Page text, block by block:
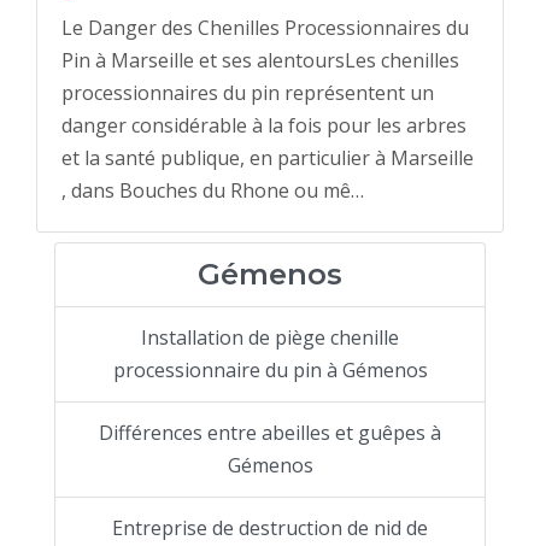
Le Danger des Chenilles Processionnaires du
Pin à Marseille et ses alentoursLes chenilles
processionnaires du pin représentent un
danger considérable à la fois pour les arbres
et la santé publique, en particulier à Marseille
, dans Bouches du Rhone ou mê…
Gémenos
Installation de piège chenille
processionnaire du pin à Gémenos
Différences entre abeilles et guêpes à
Gémenos
Entreprise de destruction de nid de